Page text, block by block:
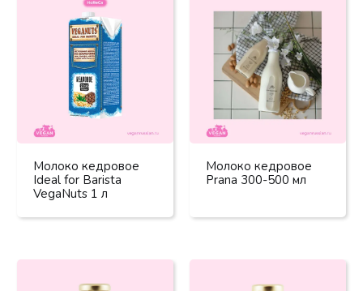
Молоко кедровое
Ideal for Barista
VegaNuts 1 л
Молоко кедровое
Prana 300-500 мл